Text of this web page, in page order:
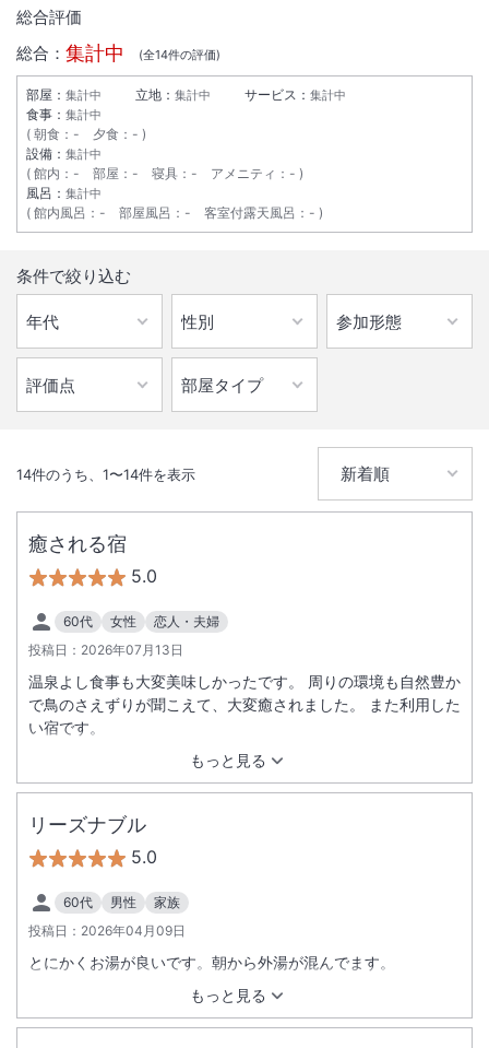
【全館wifi完備・バリアフリー】療養泉認定の「硫黄温泉」と「ラジウ
ム鉱泉」。漁協仲買人が毎朝仕入れる新鮮魚介類やブランド肉、新鮮お
チェックイン
15:00/ OUT チェック
10:00
無線LAN
総合評価
総合： 集計中 (全14件の評価)
部屋： 集計中 立地： 集計中 サービス： 集計中
食事： 集計中
朝食 ： - 夕食 ： -
設備： 集計中
館内 ： - 部屋 ： - 寝具 ： - アメニティ ： -
風呂： 集計中
館内風呂 ： - 部屋風呂 ： - 客室付露天風呂 ： -
条件で絞り込む
14件のうち、 1〜14件を表示
癒される宿
5.0
60代 女性
恋人・夫婦
投稿日： 2026年07月13日
もっと見る
温泉よし食事も大変美味しかったです。 周りの環境も自然豊か
で鳥のさえずりが聞こえて、大変癒されました。 また利用した
い宿です。
リーズナブル
5.0
60代 男性
家族
投稿日： 2026年04月09日
もっと見る
とにかくお湯が良いです。朝から外湯が混んでます。